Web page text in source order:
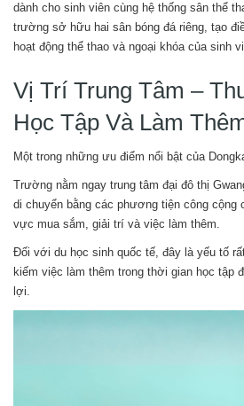
dành cho sinh viên cùng hệ thống sân thể
trường sở hữu hai sân bóng đá riêng, tạo
hoạt động thể thao và ngoại khóa của sinh
Vị Trí Trung Tâm –
Học Tập Và Làm
Một trong những ưu điểm nổi bật của
Trường nằm ngay trung tâm đại đô thị
di chuyển bằng các phương tiện công cộng
vực mua sắm, giải trí và việc làm thêm.
Đối với du học sinh quốc tế, đây là yếu tố
kiếm việc làm thêm trong thời gian học tập
lợi.